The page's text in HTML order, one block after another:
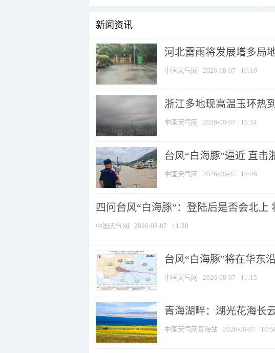
新闻资讯
河北雷雨将发展增多局
中国天气网 2026-08-07 16:10
浙江多地现高温玉环热
中国天气网 2026-08-07 15:34
台风“白海豚”逼近 直击
中国天气网 2026-08-07 15:26
四问台风“白海豚”：登陆后是否会北上
中国天气网 2026-08-07 11:20
台风“白海豚”将在华东
中国天气网 2026-08-07 11:15
青海湖畔：湖光花海长
中国天气网青海站 2026-08-07